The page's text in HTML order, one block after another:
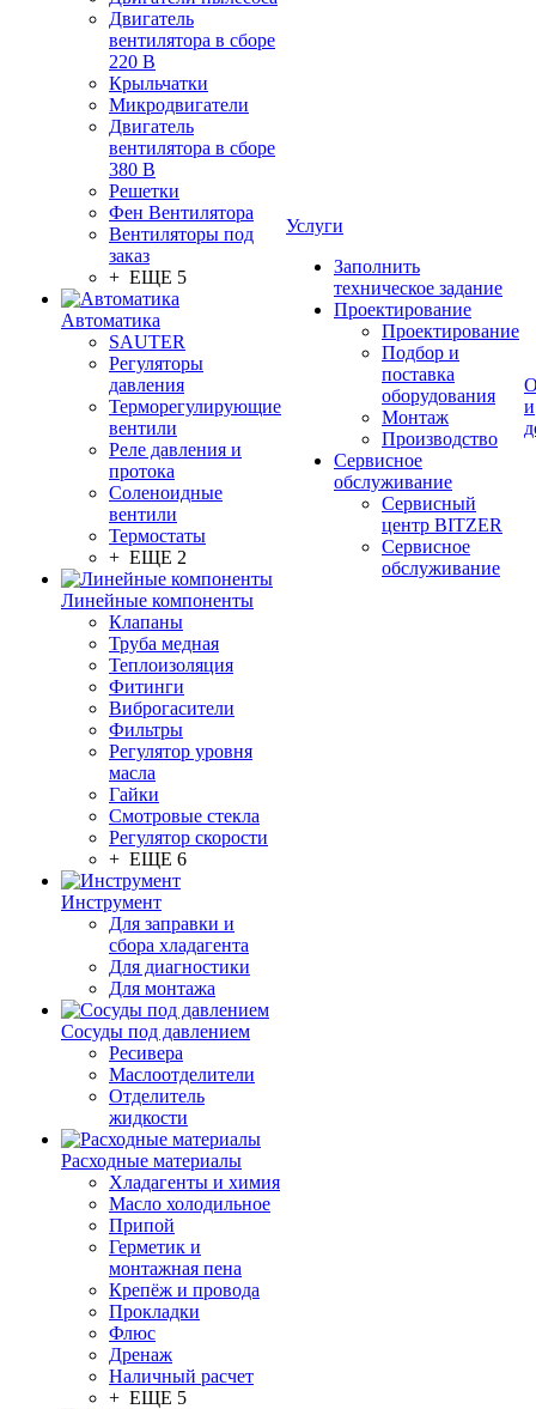
Двигатель
вентилятора в сборе
220 В
Крыльчатки
Микродвигатели
Двигатель
вентилятора в сборе
380 В
Решетки
Фен Вентилятора
Вентиляторы под
заказ
+ ЕЩЕ 5
Автоматика
SAUTER
Регуляторы
давления
Терморегулирующие
вентили
Реле давления и
протока
Соленоидные
вентили
Термостаты
+ ЕЩЕ 2
Линейные компоненты
Клапаны
Труба медная
Теплоизоляция
Фитинги
Виброгасители
Фильтры
Регулятор уровня
масла
Гайки
Смотровые стекла
Регулятор скорости
+ ЕЩЕ 6
Инструмент
Для заправки и
сбора хладагента
Для диагностики
Для монтажа
Сосуды под давлением
Ресивера
Маслоотделители
Отделитель
жидкости
Расходные материалы
Хладагенты и химия
Масло холодильное
Припой
Герметик и
монтажная пена
Крепёж и провода
Прокладки
Флюс
Дренаж
Наличный расчет
+ ЕЩЕ 5
Услуги
Заполнить
техническое задание
Проектирование
Проектирование
Подбор и
поставка
оборудования
Монтаж
Производство
Сервисное
обслуживание
Сервисный
центр BITZER
Сервисное
обслуживание
и